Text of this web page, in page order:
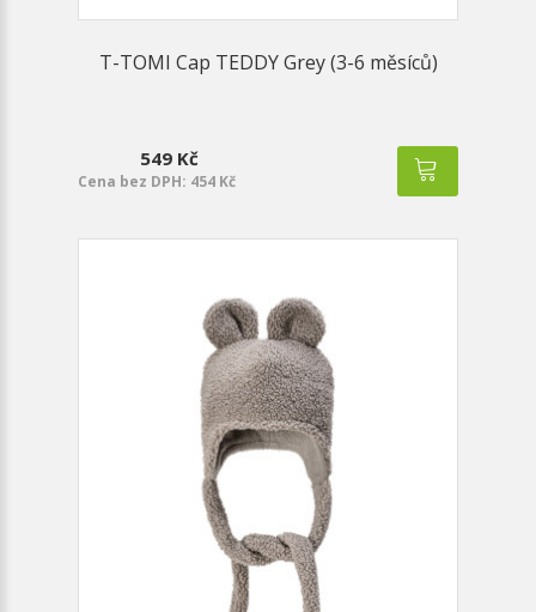
T-TOMI Cap TEDDY Grey (3-6 měsíců)
549 Kč
Cena bez DPH: 454 Kč